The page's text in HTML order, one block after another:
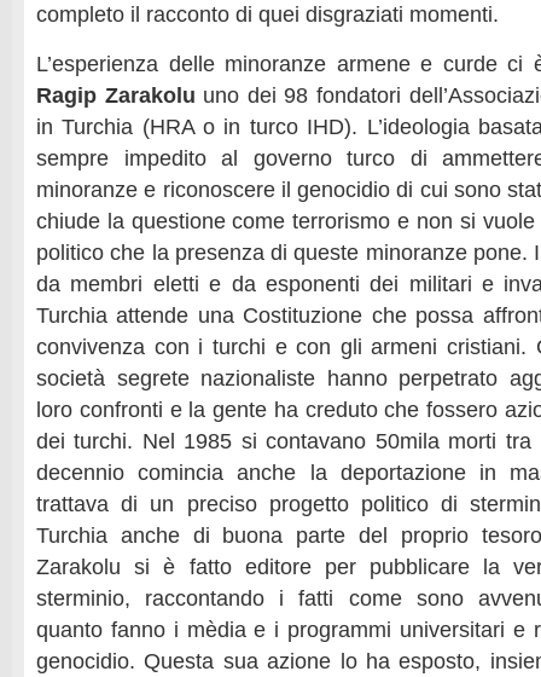
completo il racconto di quei disgraziati momenti.
L’esperienza delle minoranze armene e curde ci
Ragip Zarakolu uno dei 98 fondatori
in Turchia (HRA o in turco IHD). L’ideologia
sempre impedito al governo turco di
minoranze e riconoscere il genocidio di cui sono
chiude la questione come terrorismo e non si
politico che la presenza di queste minoranze pone.
da membri eletti e da esponenti dei militari e
Turchia attende una Costituzione che possa
convivenza con i turchi e con gli armeni cristiani.
società segrete nazionaliste hanno perpetrato
loro confronti e la gente ha creduto che fossero
dei turchi. Nel 1985 si contavano 50mila morti
decennio comincia anche la deportazione in
trattava di un preciso progetto politico di
Turchia anche di buona parte del proprio
Zarakolu si è fatto editore per pubblicare la
sterminio, raccontando i fatti come sono
quanto fanno i mèdia e i programmi universitari e
genocidio. Questa sua azione lo ha esposto,